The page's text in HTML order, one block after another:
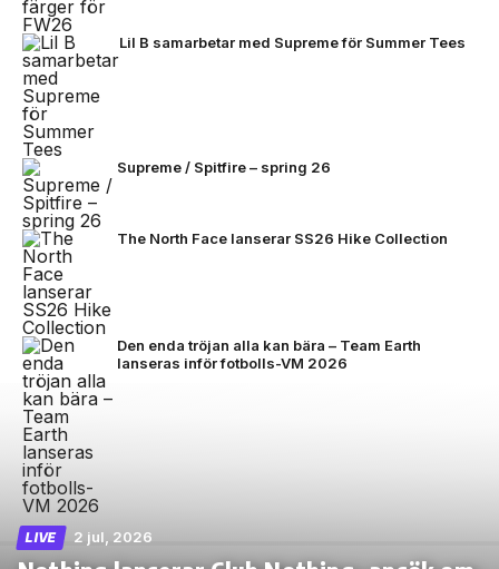
Lil B samarbetar med Supreme för Summer Tees
Supreme / Spitfire – spring 26
The North Face lanserar SS26 Hike Collection
Den enda tröjan alla kan bära – Team Earth
lanseras inför fotbolls-VM 2026
LIVE 2 jul, 2026